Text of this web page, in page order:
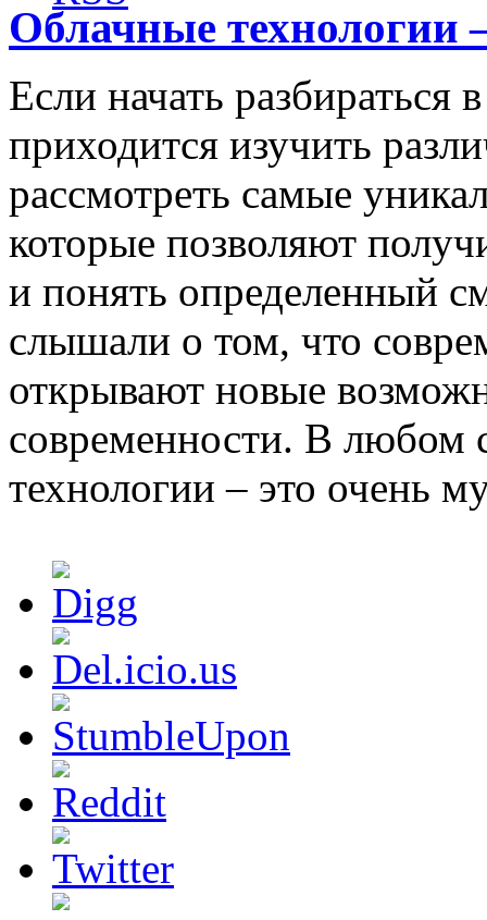
Облачные технологии
Если начать разбираться
приходится изучить
рассмотреть самые
которые позволяют
и понять определенный
слышали о том, что
открывают новые
современности. В любом
технологии – это очень